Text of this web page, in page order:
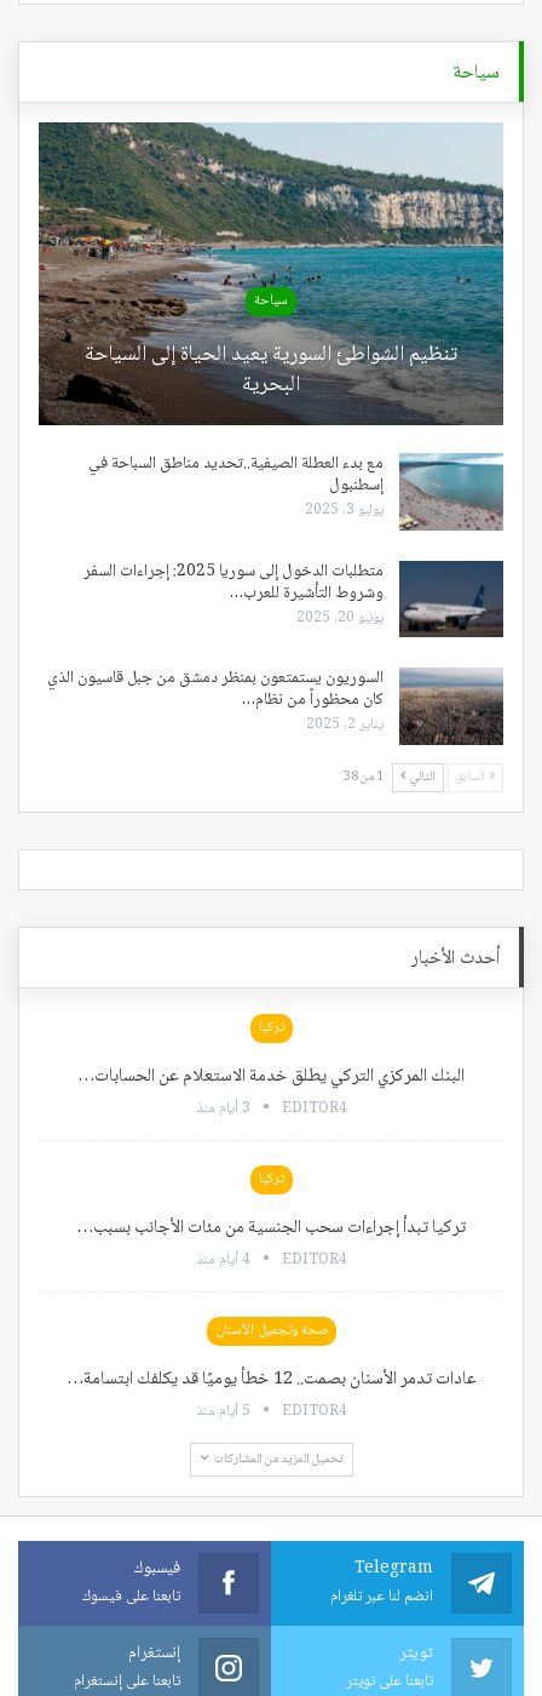
سياحة
سياحة
تنظيم الشواطئ السورية يعيد الحياة إلى السياحة
البحرية
مع بدء العطلة الصيفية..تحديد مناطق السباحة في
إسطنبول
يوليو 3, 2025
متطلبات الدخول إلى سوريا 2025: إجراءات السفر
وشروط التأشيرة للعرب…
يونيو 20, 2025
السوريون يستمتعون بمنظر دمشق من جبل قاسيون الذي
كان محظوراً من نظام…
يناير 2, 2025
السابق التالي 1 من 38
أحدث الأخبار
تركيا
البنك المركزي التركي يطلق خدمة الاستعلام عن الحسابات…
EDITOR4 3 أيام منذ
تركيا
تركيا تبدأ إجراءات سحب الجنسية من مئات الأجانب بسبب…
EDITOR4 4 أيام منذ
صحة وتجميل الأسنان
عادات تدمر الأسنان بصمت.. 12 خطأ يوميًا قد يكلفك ابتسامة…
EDITOR4 5 أيام منذ
تحميل المزيد من المشاركات
Telegram
انضم لنا عبر تلغرام
فيسبوك
تابعنا على فيسوك
تويتر
تابعنا على تويتر
إنستغرام
تابعنا على إنستغرام